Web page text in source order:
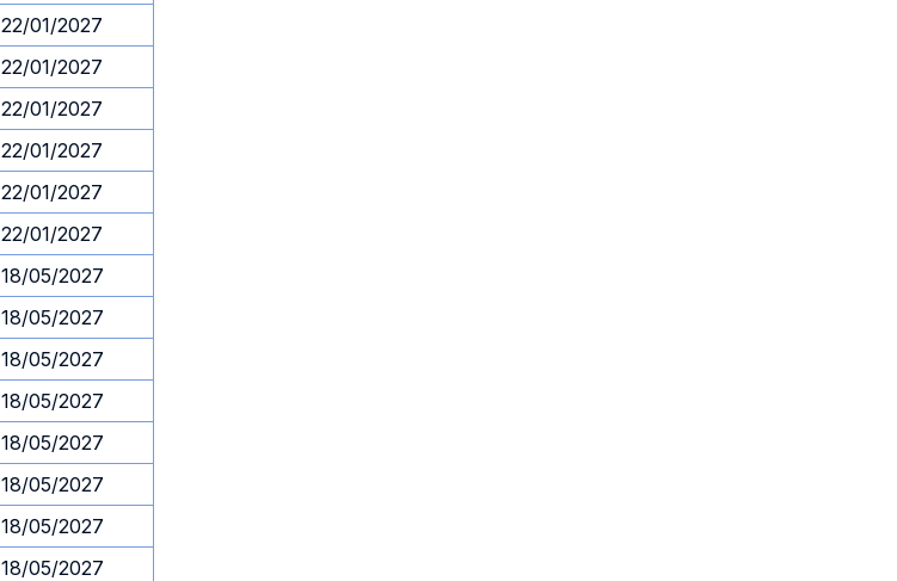
22/01/2027
22/01/2027
22/01/2027
22/01/2027
22/01/2027
22/01/2027
18/05/2027
18/05/2027
18/05/2027
18/05/2027
18/05/2027
18/05/2027
18/05/2027
18/05/2027